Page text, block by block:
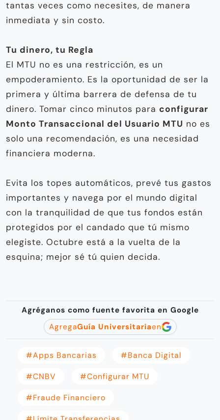
tantas veces como necesites, de manera
inmediata y sin costo.
Tu dinero, tu Regla
El MTU no es una restricción, es un
empoderamiento. Es la oportunidad de ser la
primera y última barrera de defensa de tu
dinero. Tomar cinco minutos para configurar
Monto Transaccional del Usuario MTU no es
solo una recomendación, es una necesidad
financiera moderna.
Evita los topes automáticos, prevé tus gastos
importantes y navega por el mundo digital
con la tranquilidad de que tus fondos están
protegidos por el candado que tú mismo
elegiste. Octubre está a la vuelta de la
esquina; mejor sé tú quien decida.
Agréganos como fuente favorita en Google
AgregaGuía Universitariaen
#apps Bancarias #banca Digital
#CNBV #configurar MTU
#fraude Financiero